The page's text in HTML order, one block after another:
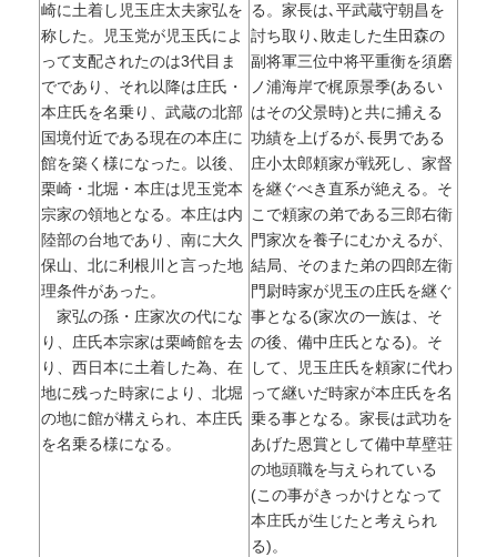
崎に土着し児玉庄太夫家弘を
称した。児玉党が児玉氏によ
って支配されたのは3代目ま
でであり、それ以降は庄氏・
本庄氏を名乗り、武蔵の北部
国境付近である現在の本庄に
館を築く様になった。以後、
栗崎・北堀・本庄は児玉党本
宗家の領地となる。本庄は内
陸部の台地であり、南に大久
保山、北に利根川と言った地
理条件があった。
家弘の孫・庄家次の代にな
り、庄氏本宗家は栗崎館を去
り、西日本に土着した為、在
地に残った時家により、北堀
の地に館が構えられ、本庄氏
を名乗る様になる。
る。家長は､平武蔵守朝昌を
討ち取り､敗走した生田森の
副将軍三位中将平重衡を須磨
ノ浦海岸で梶原景季(あるい
はその父景時)と共に捕える
功績を上げるが､長男である
庄小太郎頼家が戦死し、家督
を継ぐべき直系が絶える。そ
こで頼家の弟である三郎右衛
門家次を養子にむかえるが、
結局、そのまた弟の四郎左衛
門尉時家が児玉の庄氏を継ぐ
事となる(家次の一族は、そ
の後、備中庄氏となる)。そ
して、児玉庄氏を頼家に代わ
って継いだ時家が本庄氏を名
乗る事となる。家長は武功を
あげた恩賞として備中草壁荘
の地頭職を与えられている
(この事がきっかけとなって
本庄氏が生じたと考えられ
る)。